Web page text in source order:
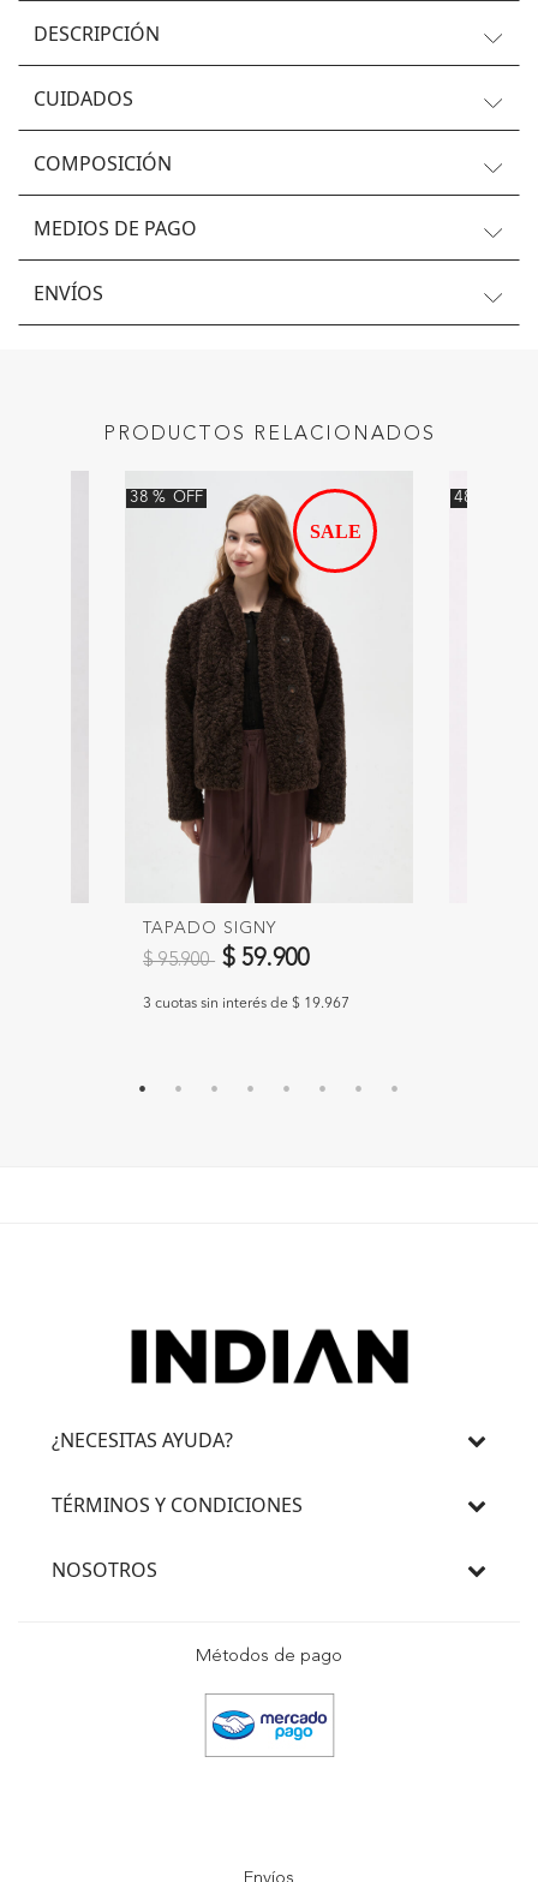
DESCRIPCIÓN
CUIDADOS
COMPOSICIÓN
MEDIOS DE PAGO
ENVÍOS
PRODUCTOS RELACIONADOS
38% OFF
TAPADO SIGNY
Precio reducido de
$ 95.900 a$ 59.900
3 cuotas sin interés de $ 19.967
48
¿NECESITAS AYUDA?
TÉRMINOS Y CONDICIONES
NOSOTROS
Métodos de pago